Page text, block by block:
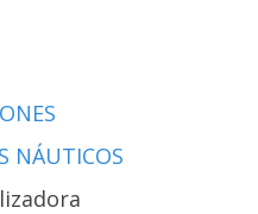
NÁUTICOS